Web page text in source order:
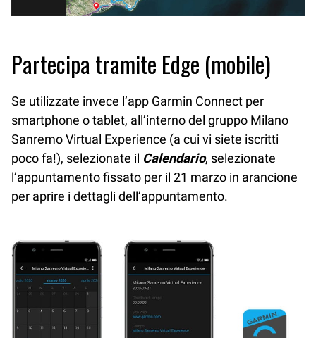
Partecipa tramite Edge (mobile)
Se utilizzate invece l’app Garmin Connect per
smartphone o tablet, all’interno del gruppo Milano
Sanremo Virtual Experience (a cui vi siete iscritti
poco fa!), selezionate il Calendario, selezionate
l’appuntamento fissato per il 21 marzo in arancione
per aprire i dettagli dell’appuntamento.